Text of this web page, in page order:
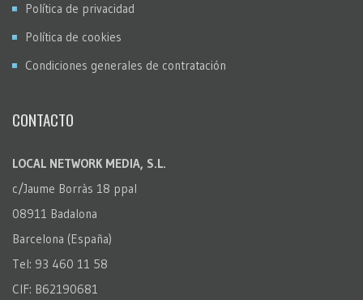
Política de privacidad
Política de cookies
Condiciones generales de contratación
CONTACTO
LOCAL NETWORK MEDIA, S.L.
c/Jaume Borràs 18 ppal
08911 Badalona
Barcelona (España)
Tel: 93 460 11 58
CIF: B62190681